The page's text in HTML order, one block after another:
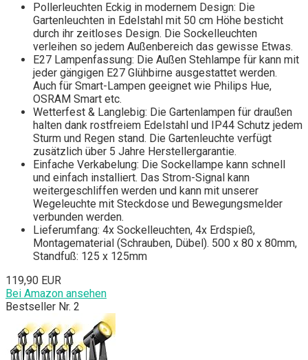
Pollerleuchten Eckig in modernem Design: Die
Gartenleuchten in Edelstahl mit 50 cm Höhe besticht
durch ihr zeitloses Design. Die Sockelleuchten
verleihen so jedem Außenbereich das gewisse Etwas.
E27 Lampenfassung: Die Außen Stehlampe für kann mit
jeder gängigen E27 Glühbirne ausgestattet werden.
Auch für Smart-Lampen geeignet wie Philips Hue,
OSRAM Smart etc.
Wetterfest & Langlebig: Die Gartenlampen für draußen
halten dank rostfreiem Edelstahl und IP44 Schutz jedem
Sturm und Regen stand. Die Gartenleuchte verfügt
zusätzlich über 5 Jahre Herstellergarantie.
Einfache Verkabelung: Die Sockellampe kann schnell
und einfach installiert. Das Strom-Signal kann
weitergeschliffen werden und kann mit unserer
Wegeleuchte mit Steckdose und Bewegungsmelder
verbunden werden.
Lieferumfang: 4x Sockelleuchten, 4x Erdspieß,
Montagematerial (Schrauben, Dübel). 500 x 80 x 80mm,
Standfuß: 125 x 125mm
119,90 EUR
Bei Amazon ansehen
Bestseller Nr. 2